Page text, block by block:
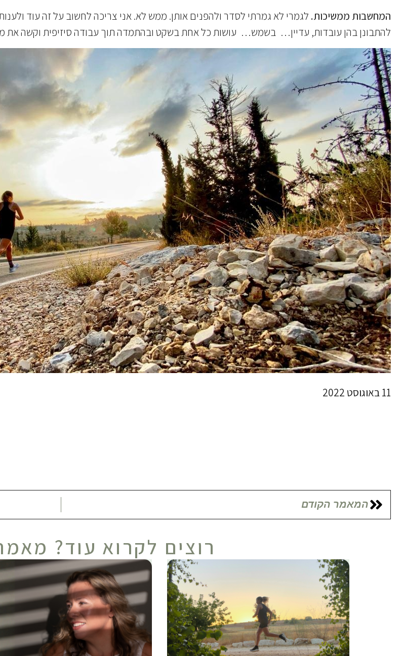
המחשבות ממשיכות. לגמרי לא גמרתי לסדר ולהפנים אותן. ממש לא. אני צריכה לחשוב על זה עוד
להתבונן בהן עובדות, עדיין… בשמש… עושות כל אחת בשקט ובהתמדה תוך עבודה סיזיפית וקשה את
11 באוגוסט 2022
המאמר הקודם
רוצים לקרוא עוד?